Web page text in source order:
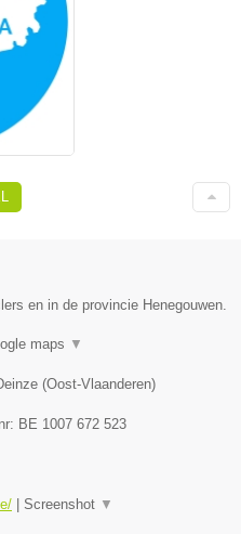
en in de provincie Henegouwen.
maps ▼
(Oost-Vlaanderen)
BE 1007 672 523
Screenshot ▼